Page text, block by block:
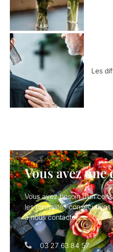
Les
Vous avez une
Vous avez besoin d’un
les formalités consécutives
à nous contacter.
03 27 63 84 57